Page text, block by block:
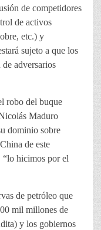
de competidores
de activos
etc.) y
sujeto a que los
adversarios
robo del buque
Maduro
dominio sobre
de este
“lo hicimos por el
de petróleo que
mil millones de
y los gobiernos